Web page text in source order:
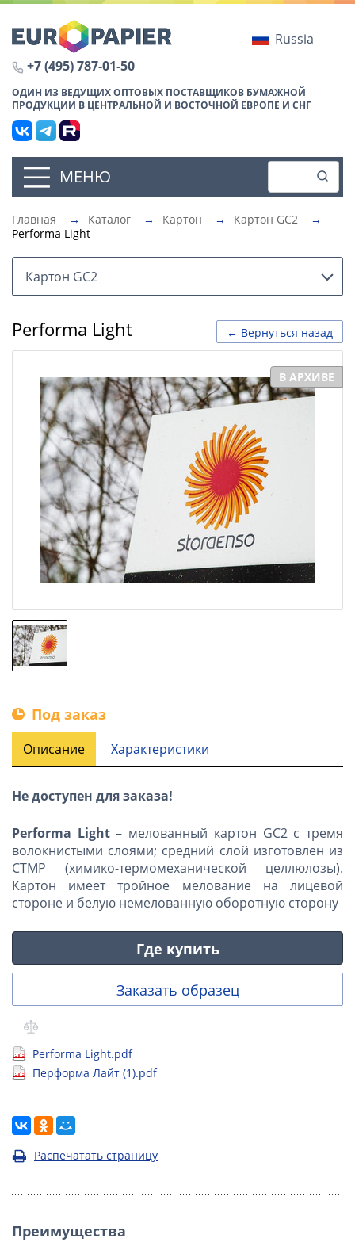
Russia
+7 (495) 787-01-50
ОДИН ИЗ ВЕДУЩИХ ОПТОВЫХ ПОСТАВЩИКОВ БУМАЖНОЙ
ПРОДУКЦИИ В ЦЕНТРАЛЬНОЙ И ВОСТОЧНОЙ ЕВРОПЕ И СНГ
МЕНЮ
Главная → Каталог → Картон → Картон GC2
→
Performa Light
Картон GC2
← Вернуться назад
Performa Light
В АРХИВЕ
Под заказ
Описание Характеристики
Не доступен для заказа!
Performa Light– мелованный картон GC2 с тремя
волокнистыми слоями; средний слой изготовлен из
CTMP (химико-термомеханической целлюлозы).
Картон имеет тройное мелование на лицевой
стороне и белую немелованную оборотную сторону
Где купить
Заказать образец
Performa Light.pdf
Перформа Лайт (1).pdf
Распечатать страницу
Преимущества